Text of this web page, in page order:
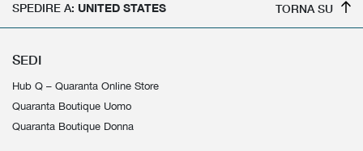
SPEDIRE A: UNITED STATES TORNA SU
SEDI
Hub Q – Quaranta Online Store
Quaranta Boutique Uomo
Quaranta Boutique Donna